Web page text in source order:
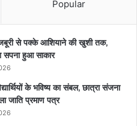
Popular
से पक्के आशियाने की खुशी तक,
सपना हुआ साकार
के भविष्य का संबल, छात्रा संजना
जाति प्रमाण पत्र